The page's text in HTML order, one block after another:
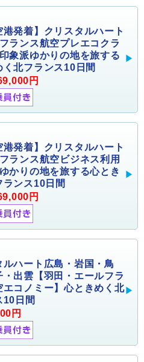
港発着】クリスタルハート
ランス航空プレエコクラ
象派ゆかりの地を旅する
く北フランス10日間
円
港発着】クリスタルハート
ランス航空ビジネス利用
かりの地を旅する心とき
ランス10日間
円
ルハート広島・岩国・鳥
・出雲【羽田・エールフラ
エコノミー】心ときめく北
10日間
円